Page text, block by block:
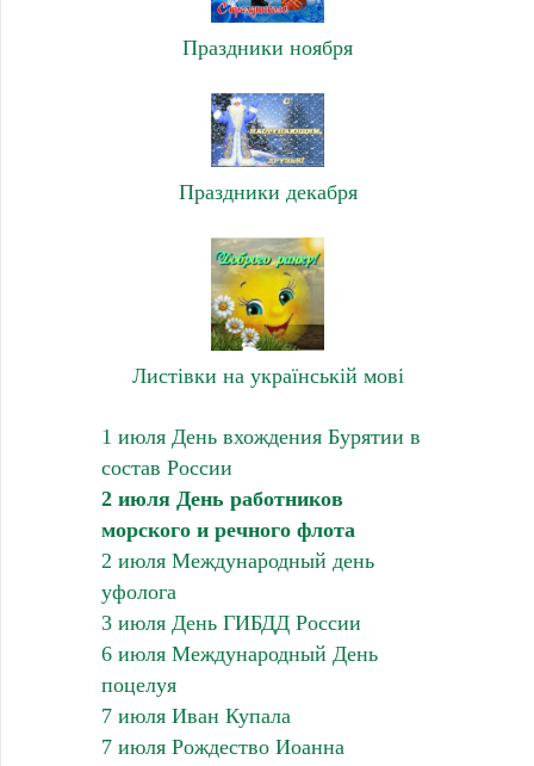
Праздники ноября
Праздники декабря
Листівки на українській мові
1 июля День вхождения Бурятии в
состав России
2 июля День работников
морского и речного флота
2 июля Международный день
уфолога
3 июля День ГИБДД России
6 июля Международный День
поцелуя
7 июля Иван Купала
7 июля Рождество Иоанна